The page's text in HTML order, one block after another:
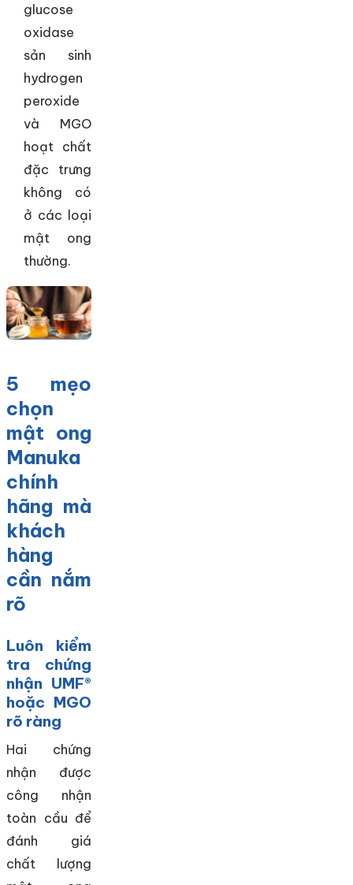
glucose
oxidase
sản sinh
hydrogen
peroxide
và MGO
hoạt chất
đặc trưng
không có
ở các loại
mật ong
thường.
5 mẹo
chọn
mật ong
Manuka
chính
hãng mà
khách
hàng
cần nắm
rõ
Luôn kiểm
tra chứng
nhận UMF®
hoặc MGO
rõ ràng
Hai chứng
nhận được
công nhận
toàn cầu để
đánh giá
chất lượng